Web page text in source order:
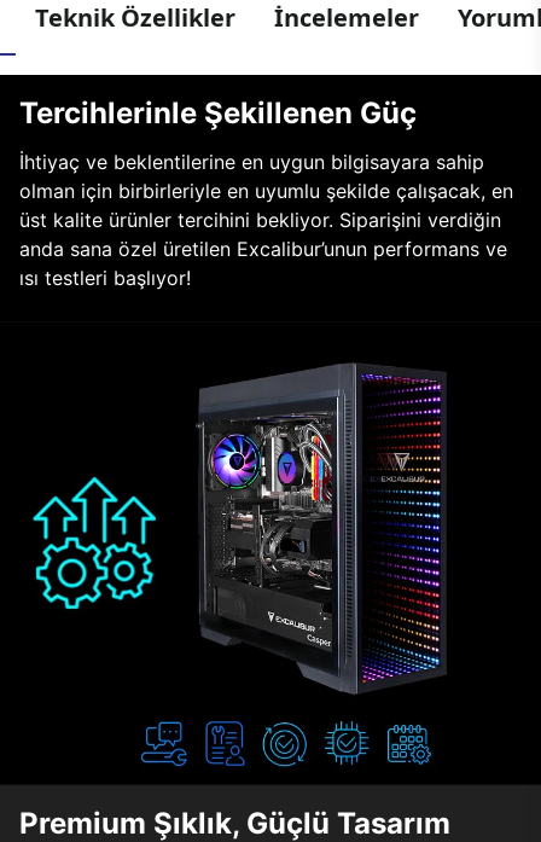
Teknik Özellikler İncelemeler
Tercihlerinle Şekillenen Güç
İhtiyaç ve beklentilerine en uygun bilgisayara sahip
olman için birbirleriyle en uyumlu şekilde çalışacak, en
üst kalite ürünler tercihini bekliyor. Siparişini verdiğin
anda sana özel üretilen Excalibur’unun performans ve
ısı testleri başlıyor!
Premium Şıklık, Güçlü Tasarım